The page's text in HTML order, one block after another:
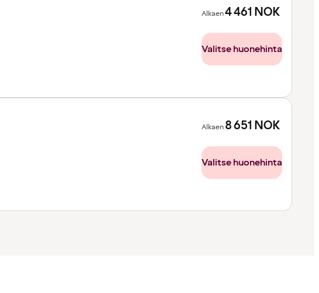
Alkaen4 461 NOK
Valitse huonehinta
Alkaen8 651 NOK
Valitse huonehinta